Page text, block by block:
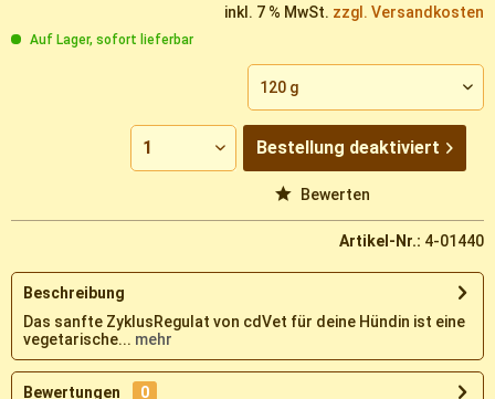
inkl. 7 % MwSt. zzgl. Versandkosten
Auf Lager, sofort lieferbar
Bestellung deaktiviert
Bewerten
Artikel-Nr.: 4-01440
Beschreibung
Das sanfte ZyklusRegulat von cdVet für deine Hündin ist eine
vegetarische... mehr
Bewertungen 0